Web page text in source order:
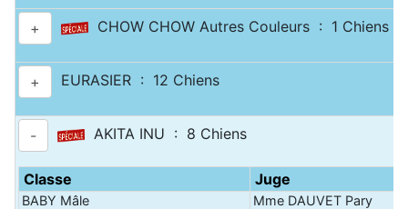
+ CHOW CHOW Autres Couleurs : 1 Chiens
+ EURASIER : 12 Chiens
- AKITA INU : 8 Chiens
Classe Juge
BABY Mâle
Mme DAUVET Pary